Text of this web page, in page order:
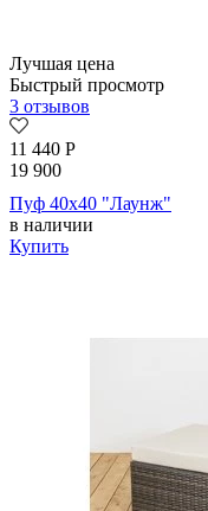
Лучшая цена
Быстрый просмотр
3 отзывов
11 440 Р
19 900
Пуф 40х40 "Лаунж"
в наличии
Купить